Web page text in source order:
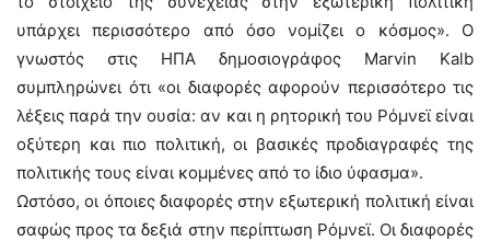
υπάρχει περισσότερο από όσο νομίζει ο κόσμος». Ο
γνωστός στις ΗΠΑ δημοσιογράφος Marvin Kalb
συμπληρώνει ότι «οι διαφορές αφορούν περισσότερο τις
λέξεις παρά την ουσία: αν και η ρητορική του Ρόμνεϊ είναι
οξύτερη και πιο πολιτική, οι βασικές προδιαγραφές της
πολιτικής τους είναι κομμένες από το ίδιο ύφασμα».
Ωστόσο, οι όποιες διαφορές στην εξωτερική πολιτική είναι
σαφώς προς τα δεξιά στην περίπτωση Ρόμνεϊ. Οι διαφορές